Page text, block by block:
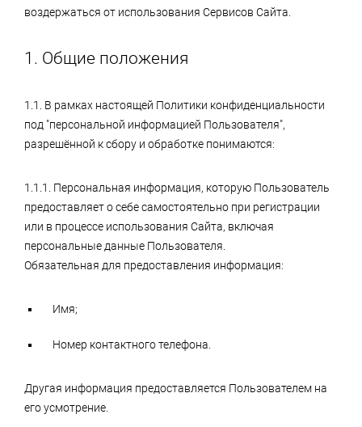
воздержаться от использования Сервисов Сайта.
1. Общие положения
1.1. В рамках настоящей Политики конфиденциальности
под "персональной информацией Пользователя",
разрешённой к сбору и обработке понимаются:
1.1.1. Персональная информация, которую Пользователь
предоставляет о себе самостоятельно при регистрации
или в процессе использования Сайта, включая
персональные данные Пользователя.
Обязательная для предоставления информация:
Имя;
Номер контактного телефона.
Другая информация предоставляется Пользователем на
его усмотрение.